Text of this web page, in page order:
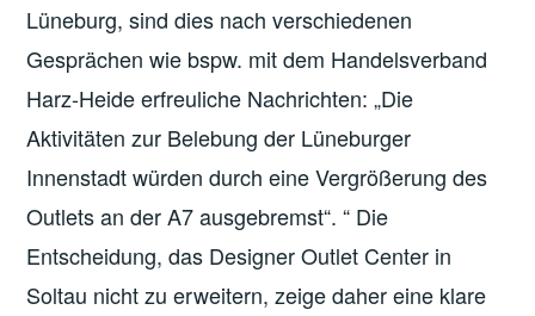
Lüneburg, sind dies nach verschiedenen
Gesprächen wie bspw. mit dem Handelsverband
Harz-Heide erfreuliche Nachrichten: „Die
Aktivitäten zur Belebung der Lüneburger
Innenstadt würden durch eine Vergrößerung des
Outlets an der A7 ausgebremst“. “ Die
Entscheidung, das Designer Outlet Center in
Soltau nicht zu erweitern, zeige daher eine klare